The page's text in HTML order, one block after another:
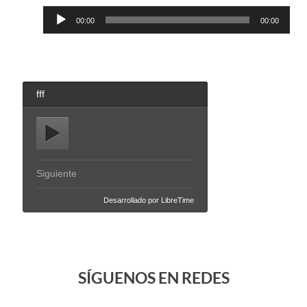
Reproductor
00:00 00:00
SÍGUENOS EN REDES